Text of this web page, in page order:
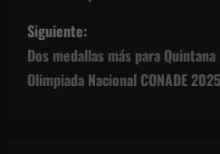
e
g
Siguiente:
Dos medallas más para
Olimpiada Nacional CONADE 2025